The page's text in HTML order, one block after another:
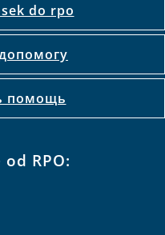
do rpo
помощь
RPO: